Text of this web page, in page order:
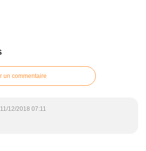
un commentaire
11/12/2018 07:11